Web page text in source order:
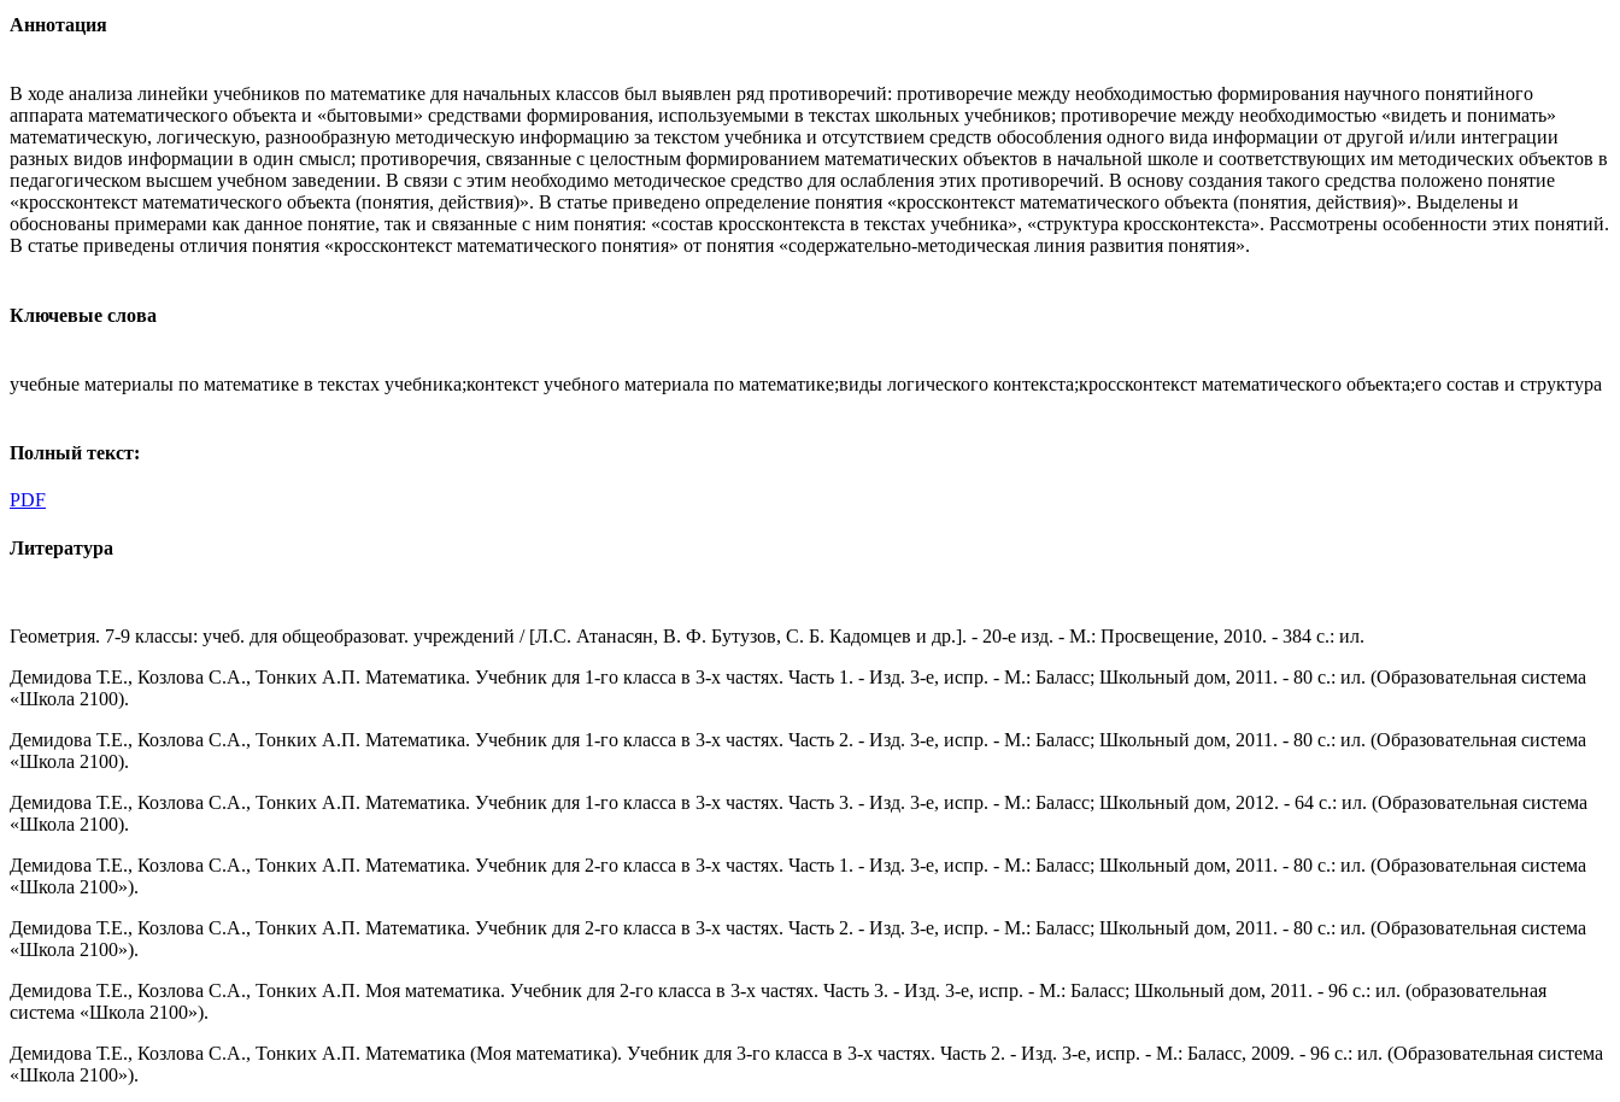
Аннотация
В ходе анализа линейки учебников по математике для начальных классов был выявлен ряд противоречий: противоречие между необходимостью формирования научного понятийного
аппарата математического объекта и «бытовыми» средствами формирования, используемыми в текстах школьных учебников; противоречие между необходимостью «видеть и понимать»
математическую, логическую, разнообразную методическую информацию за текстом учебника и отсутствием средств обособления одного вида информации от другой и/или интеграции
разных видов информации в один смысл; противоречия, связанные с целостным формированием математических объектов в начальной школе и соответствующих им методических объектов в
педагогическом высшем учебном заведении. В связи с этим необходимо методическое средство для ослабления этих противоречий. В основу создания такого средства положено понятие
«кроссконтекст математического объекта (понятия, действия)». В статье приведено определение понятия «кроссконтекст математического объекта (понятия, действия)». Выделены и
обоснованы примерами как данное понятие, так и связанные с ним понятия: «состав кроссконтекста в текстах учебника», «структура кроссконтекста». Рассмотрены особенности этих понятий.
В статье приведены отличия понятия «кроссконтекст математического понятия» от понятия «содержательно-методическая линия развития понятия».
Ключевые слова
учебные материалы по математике в текстах учебника;контекст учебного материала по математике;виды логического контекста;кроссконтекст математического объекта;его состав и структура
Полный текст:
PDF
Литература
Геометрия. 7-9 классы: учеб. для общеобразоват. учреждений / [Л.С. Атанасян, В. Ф. Бутузов, С. Б. Кадомцев и др.]. - 20-е изд. - М.: Просвещение, 2010. - 384 с.: ил.
Демидова Т.Е., Козлова С.А., Тонких А.П. Математика. Учебник для 1-го класса в 3-х частях. Часть 1. - Изд. 3-е, испр. - М.: Баласс; Школьный дом, 2011. - 80 с.: ил. (Образовательная система
«Школа 2100).
Демидова Т.Е., Козлова С.А., Тонких А.П. Математика. Учебник для 1-го класса в 3-х частях. Часть 2. - Изд. 3-е, испр. - М.: Баласс; Школьный дом, 2011. - 80 с.: ил. (Образовательная система
«Школа 2100).
Демидова Т.Е., Козлова С.А., Тонких А.П. Математика. Учебник для 1-го класса в 3-х частях. Часть 3. - Изд. 3-е, испр. - М.: Баласс; Школьный дом, 2012. - 64 с.: ил. (Образовательная система
«Школа 2100).
Демидова Т.Е., Козлова С.А., Тонких А.П. Математика. Учебник для 2-го класса в 3-х частях. Часть 1. - Изд. 3-е, испр. - М.: Баласс; Школьный дом, 2011. - 80 с.: ил. (Образовательная система
«Школа 2100»).
Демидова Т.Е., Козлова С.А., Тонких А.П. Математика. Учебник для 2-го класса в 3-х частях. Часть 2. - Изд. 3-е, испр. - М.: Баласс; Школьный дом, 2011. - 80 с.: ил. (Образовательная система
«Школа 2100»).
Демидова Т.Е., Козлова С.А., Тонких А.П. Моя математика. Учебник для 2-го класса в 3-х частях. Часть 3. - Изд. 3-е, испр. - М.: Баласс; Школьный дом, 2011. - 96 с.: ил. (образовательная
система «Школа 2100»).
Демидова Т.Е., Козлова С.А., Тонких А.П. Математика (Моя математика). Учебник для 3-го класса в 3-х частях. Часть 2. - Изд. 3-е, испр. - М.: Баласс, 2009. - 96 с.: ил. (Образовательная система
«Школа 2100»).